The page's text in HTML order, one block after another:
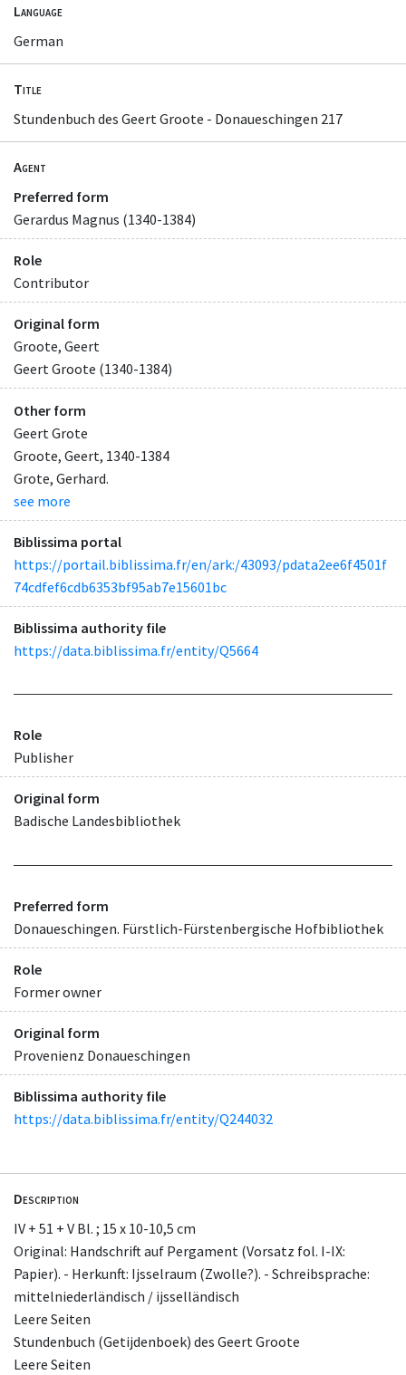
Language
German
Title
Stundenbuch des Geert Groote - Donaueschingen 217
Agent
Preferred form
Gerardus Magnus (1340-1384)
Role
Contributor
Original form
Groote, Geert
Geert Groote (1340-1384)
Other form
Geert Grote
Groote, Geert, 1340-1384
Grote, Gerhard.
see more
Biblissima portal
https://portail.biblissima.fr/en/ark:/43093/pdata2ee6f4501f
74cdfef6cdb6353bf95ab7e15601bc
Biblissima authority file
https://data.biblissima.fr/entity/Q5664
Role
Publisher
Original form
Badische Landesbibliothek
Preferred form
Donaueschingen. Fürstlich-Fürstenbergische Hofbibliothek
Role
Former owner
Original form
Provenienz Donaueschingen
Biblissima authority file
https://data.biblissima.fr/entity/Q244032
Description
IV + 51 + V Bl. ; 15 x 10-10,5 cm
Original: Handschrift auf Pergament (Vorsatz fol. I-IX:
Papier). - Herkunft: Ijsselraum (Zwolle?). - Schreibsprache:
mittelniederländisch / ijsselländisch
Leere Seiten
Stundenbuch (Getijdenboek) des Geert Groote
Leere Seiten